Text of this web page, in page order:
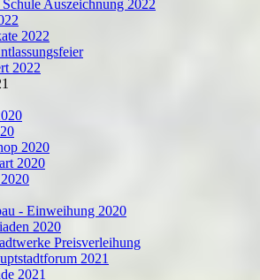
Auszeichnung 2022
2022
2022
2020
2020
- Einweihung 2020
2020
Preisverleihung
2021
2021